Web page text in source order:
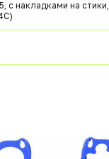
с накладками на стики,